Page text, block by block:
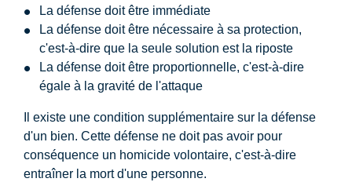
La défense doit être immédiate
La défense doit être nécessaire à sa protection,
c'est-à-dire que la seule solution est la riposte
La défense doit être proportionnelle, c'est-à-dire
égale à la gravité de l'attaque
Il existe une condition supplémentaire sur la défense
d'un bien. Cette défense ne doit pas avoir pour
conséquence un homicide volontaire, c'est-à-dire
entraîner la mort d'une personne.